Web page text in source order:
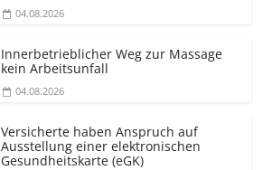
04.08.2026
Innerbetrieblicher Weg zur Massage
kein Arbeitsunfall
04.08.2026
Versicherte haben Anspruch auf
Ausstellung einer elektronischen
Gesundheitskarte (eGK)